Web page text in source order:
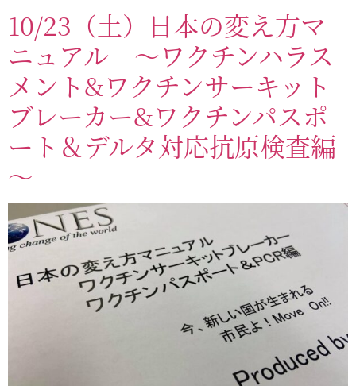
10/23（土）日本の変え方マ
ニュアル ～ワクチンハラス
メント&ワクチンサーキット
ブレーカー&ワクチンパスポ
ート＆デルタ対応抗原検査編
～